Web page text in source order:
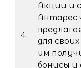
4.
Акции и
Антарес
для
им
бонусы и